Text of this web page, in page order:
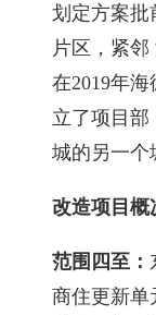
划定方案批
片区，紧
在2019年
立了项目部
城的另一个
改造项目概
范围四至：
商住更新单